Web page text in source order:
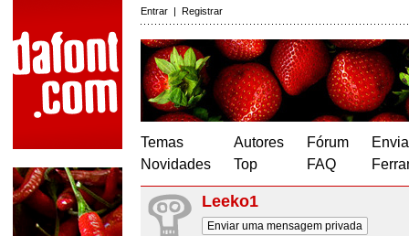
Entrar | Registrar
Temas
Novidades
Autores
Top
Fórum
FAQ
Leeko1
Enviar uma mensagem privada